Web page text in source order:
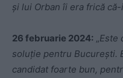
şi lui Orban îi era frică că-
26 februarie 2024:
Este
soluție pentru București.
candidat foarte bun,